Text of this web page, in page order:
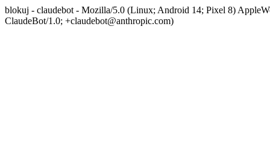
blokuj - claudebot - Mozilla/5.0 (Linux; Android 14; Pixel 8)
ClaudeBot/1.0; +claudebot@anthropic.com)